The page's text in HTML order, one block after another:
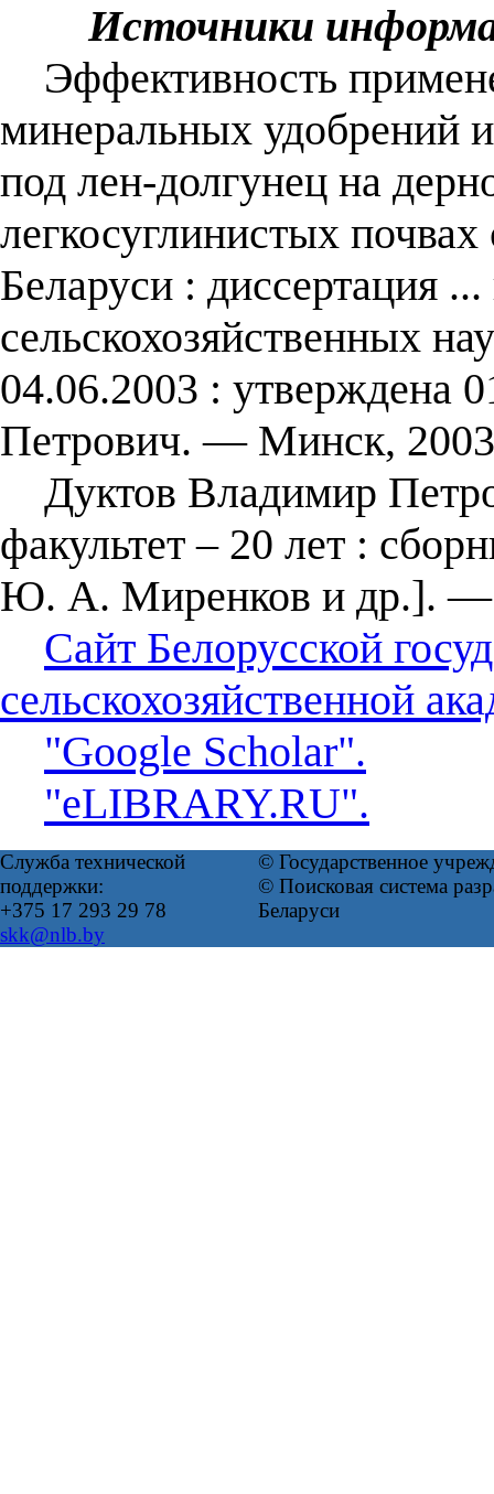
Источники
Эффективность
минеральных удобрений
под лен-долгунец на
легкосуглинистых
Беларуси : диссертация ...
сельскохозяйственных
04.06.2003 : утверждена
Петрович. ― Минск,
Дуктов Владимир
факультет – 20 лет :
Ю. А. Миренков и др.].
Сайт Белорусской
сельскохозяйственной
"Google Scholar".
"eLIBRARY.RU".
Служба технической
поддержки:
+375 17 293 29 78
skk@nlb.by
© Государственное
© Поисковая система
Беларуси